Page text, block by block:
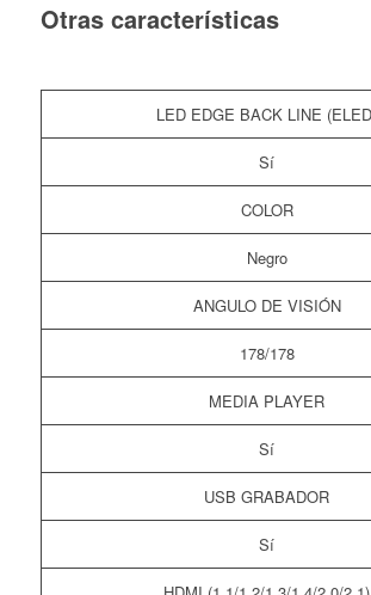
Otras características
LED EDGE BACK LINE
Sí
COLOR
Negro
ANGULO DE VISIÓN
178/178
MEDIA PLAYER
Sí
USB GRABADOR
Sí